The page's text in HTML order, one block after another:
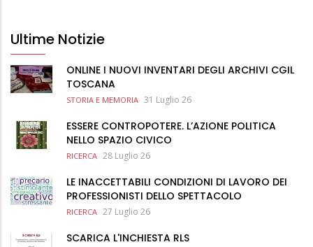
Ultime Notizie
ONLINE I NUOVI INVENTARI DEGLI ARCHIVI CGIL
TOSCANA
STORIA E MEMORIA 31 Luglio 26
ESSERE CONTROPOTERE. L’AZIONE POLITICA
NELLO SPAZIO CIVICO
RICERCA 28 Luglio 26
LE INACCETTABILI CONDIZIONI DI LAVORO DEI
PROFESSIONISTI DELLO SPETTACOLO
RICERCA 27 Luglio 26
SCARICA L'INCHIESTA RLS